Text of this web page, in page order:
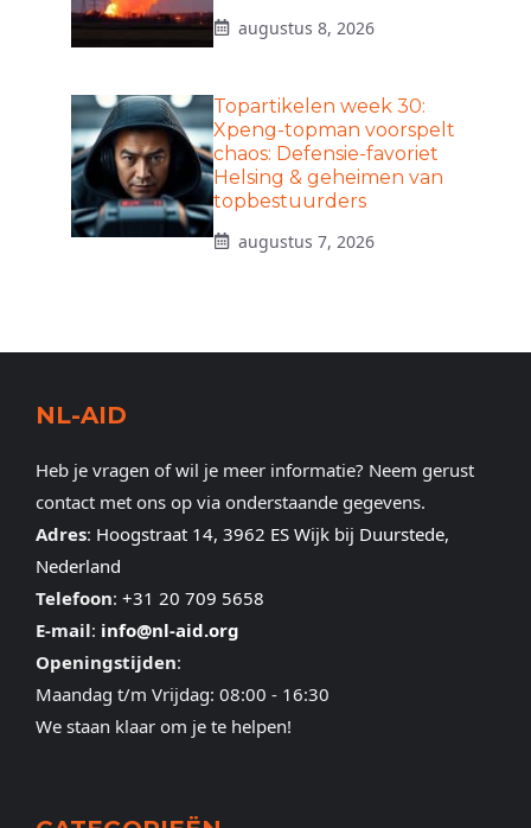
augustus 8, 2026
Topartikelen week 30:
Xpeng-topman voorspelt
chaos: Defensie-favoriet
Helsing & geheimen van
topbestuurders
augustus 7, 2026
NL-AID
Heb je vragen of wil je meer informatie? Neem gerust
contact met ons op via onderstaande gegevens.
Adres: Hoogstraat 14, 3962 ES Wijk bij Duurstede,
Nederland
Telefoon: +31 20 709 5658
E-mail: info@nl-aid.org
Openingstijden:
Maandag t/m Vrijdag: 08:00 - 16:30
We staan klaar om je te helpen!